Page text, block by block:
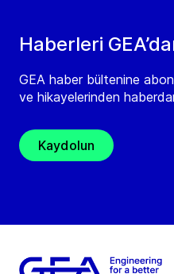
Haberleri
GEA haber bültenine
ve hikayelerinden
Kaydolun